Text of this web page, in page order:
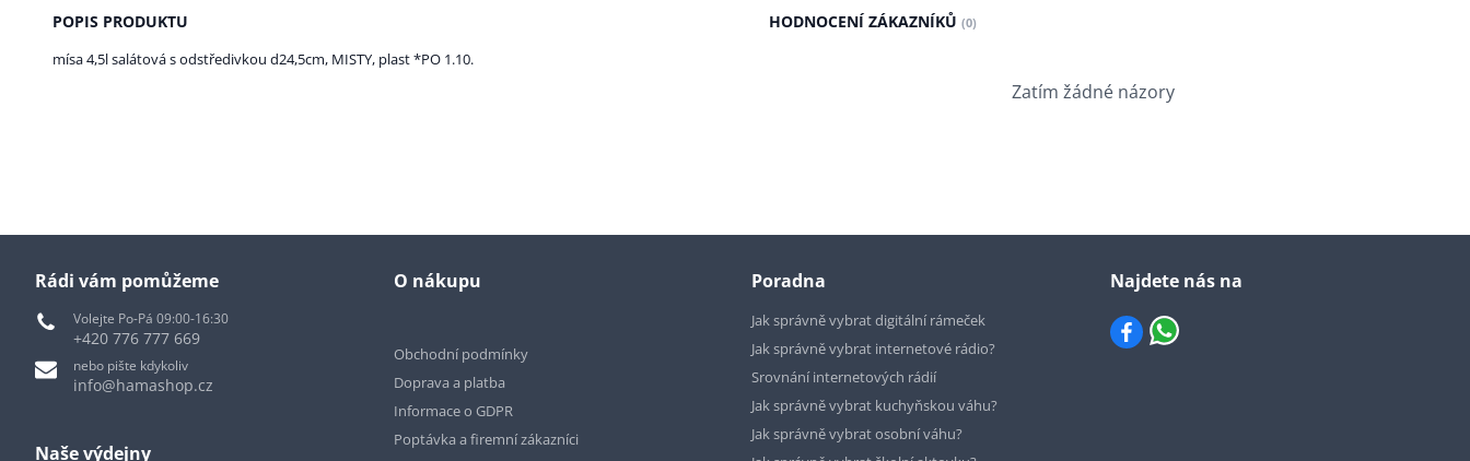
POPIS PRODUKTU
mísa 4,5l salátová s odstředivkou d24,5cm, MISTY, plast *PO 1.10.
HODNOCENÍ ZÁKAZNÍKŮ (0)
Zatím žádné názory
Rádi vám pomůžeme
Volejte Po-Pá 09:00-16:30
+420 776 777 669
nebo pište kdykoliv
info@hamashop.cz
Naše výdejny
O nákupu
Obchodní podmínky
Doprava a platba
Informace o GDPR
Poptávka a firemní zákazníci
Poradna
Jak správně vybrat digitální rámeček
Jak správně vybrat internetové rádio?
Srovnání internetových rádií
Jak správně vybrat kuchyňskou váhu?
Jak správně vybrat osobní váhu?
Najdete nás na